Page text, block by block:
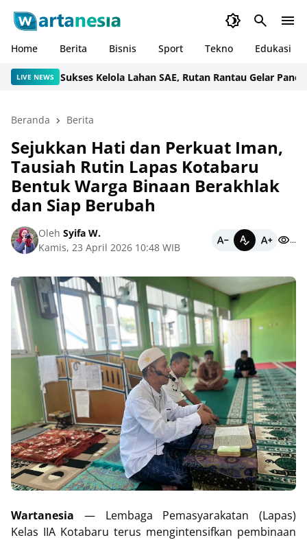
Home Berita Bisnis Sport Tekno Edukasi
LIVE NEWS
Sukses Kelola Lahan SAE, Rutan Rantau Gelar Panen Sawi
Beranda Berita
Sejukkan Hati dan Perkuat Iman,
Tausiah Rutin Lapas Kotabaru
Bentuk Warga Binaan Berakhlak
dan Siap Berubah
Oleh Syifa W.
Kamis, 23 April 2026 10:48 WIB
...
Wartanesia — Lembaga Pemasyarakatan (Lapas)
Kelas IIA Kotabaru terus mengintensifkan pembinaan